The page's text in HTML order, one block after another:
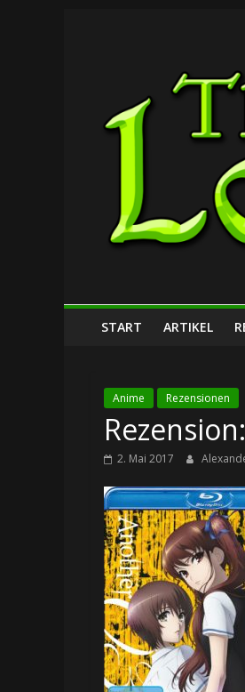
Lost
START ARTIKEL
Anime Rezensionen
2. Mai 2017